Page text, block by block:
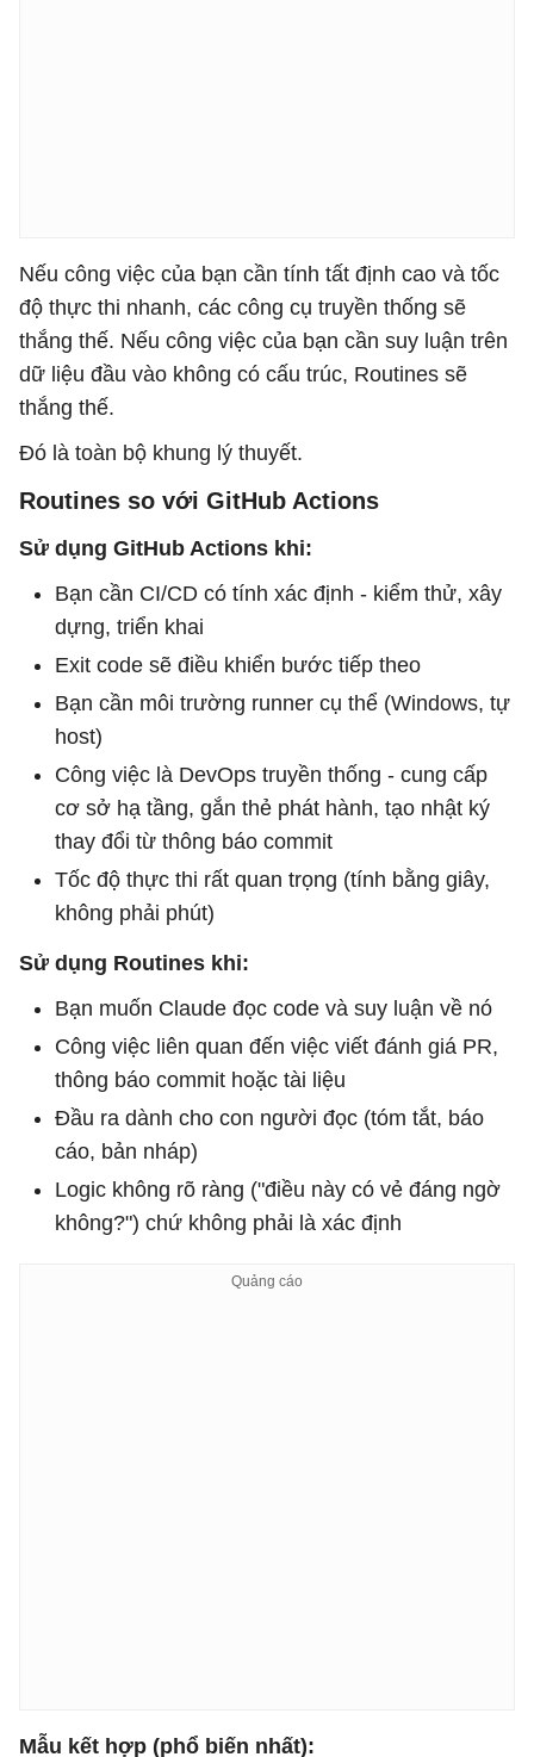
Nếu công việc của bạn cần tính tất định cao và tốc
độ thực thi nhanh, các công cụ truyền thống sẽ
thắng thế. Nếu công việc của bạn cần suy luận trên
dữ liệu đầu vào không có cấu trúc, Routines sẽ
thắng thế.
Đó là toàn bộ khung lý thuyết.
Routines so với GitHub Actions
Sử dụng GitHub Actions khi:
Bạn cần CI/CD có tính xác định - kiểm thử, xây
dựng, triển khai
Exit code sẽ điều khiển bước tiếp theo
Bạn cần môi trường runner cụ thể (Windows, tự
host)
Công việc là DevOps truyền thống - cung cấp
cơ sở hạ tầng, gắn thẻ phát hành, tạo nhật ký
thay đổi từ thông báo commit
Tốc độ thực thi rất quan trọng (tính bằng giây,
không phải phút)
Sử dụng Routines khi:
Bạn muốn Claude đọc code và suy luận về nó
Công việc liên quan đến việc viết đánh giá PR,
thông báo commit hoặc tài liệu
Đầu ra dành cho con người đọc (tóm tắt, báo
cáo, bản nháp)
Logic không rõ ràng ("điều này có vẻ đáng ngờ
không?") chứ không phải là xác định
Mẫu kết hợp (phổ biến nhất):